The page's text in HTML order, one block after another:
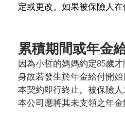
定或更改。如果被保險人
累積期間或年金
因為小哲的媽媽約定85歲
身故若發生於年金給付開
本契約即行終止。被保險
本公司應將其未支領之年